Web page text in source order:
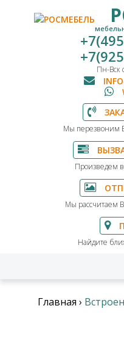
Пн-Вск
Мы перезвоним
Произведем
Мы рассчитаем
Найдите
Главная ›